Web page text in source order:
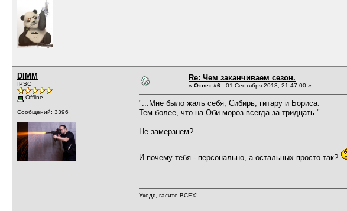
DIMM
IPSC
Offline
Сообщений: 3396
Re: Чем заканчиваем сезон.
« Ответ #6 : 01 Сентября 2013, 21:47:00 »
"...Мне было жаль себя, Сибирь, гитару и Бориса.
Тем более, что на Оби мороз всегда за тридцать."
Не замерзнем?
И почему тебя - персонально, а остальных просто так?
Уходя, гасите ВСЕХ!